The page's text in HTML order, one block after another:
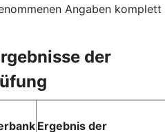
Angaben komplett
der
Ergebnis der